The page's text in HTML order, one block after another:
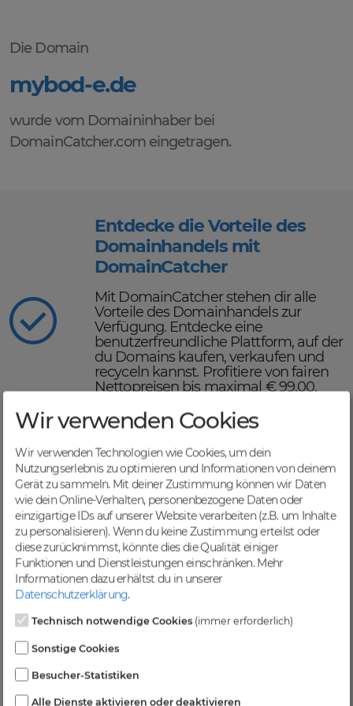
Die Domain
mybod-e.de
wurde vom Domaininhaber bei
DomainCatcher.com eingetragen.
Entdecke die Vorteile des
Domainhandels mit
DomainCatcher
Mit DomainCatcher stehen dir alle
Vorteile des Domainhandels zur
Verfügung. Entdecke eine
benutzerfreundliche Plattform, auf der
du Domains kaufen, verkaufen und
recyceln kannst. Profitiere von fairen
Nettopreisen bis maximal € 99,00,
sicheren Domaintransfers.
Maximiere deinen Online-
Erfolg mit DomainCatcher
DomainCatcher ist dein Schlüssel
zum Online-Erfolg. Mit unserem
breiten Angebot an Domains kannst
du deine Online-Präsenz optimieren
und deine Zielgruppe gezielt
ansprechen. Nutze die Möglichkeit,
gezielten Traffic anzuziehen und deine
Sichtbarkeit in Suchmaschinen zu
steigern.
Profitiere von einer
vielfältigen Auswahl an
Bei DomainCatcher findest du eine
Wir verwenden Cookies
Wir verwenden Technologien wie Cookies, um dein
Nutzungserlebnis zu optimieren und Informationen von deinem
Gerät zu sammeln. Mit deiner Zustimmung können wir Daten
wie dein Online-Verhalten, personenbezogene Daten oder
einzigartige IDs auf unserer Website verarbeiten (z.B. um Inhalte
zu personalisieren). Wenn du keine Zustimmung erteilst oder
diese zurücknimmst, könnte dies die Qualität einiger
Funktionen und Dienstleistungen einschränken. Mehr
Informationen dazu erhältst du in unserer
Datenschutzerklärung.
Technisch notwendige Cookies (immer erforderlich)
Sonstige Cookies
Besucher-Statistiken
Alle Dienste aktivieren oder deaktivieren